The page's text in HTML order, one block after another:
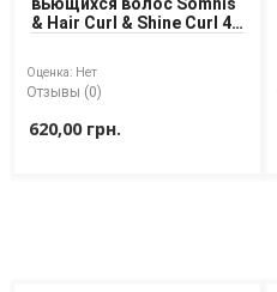
Доставка
Оплата
Возврат товара
вьющихся волос Somnis
& Hair Curl & Shine Curl 4
Оценка: Нет
Отзывы (0)
620,00 грн.